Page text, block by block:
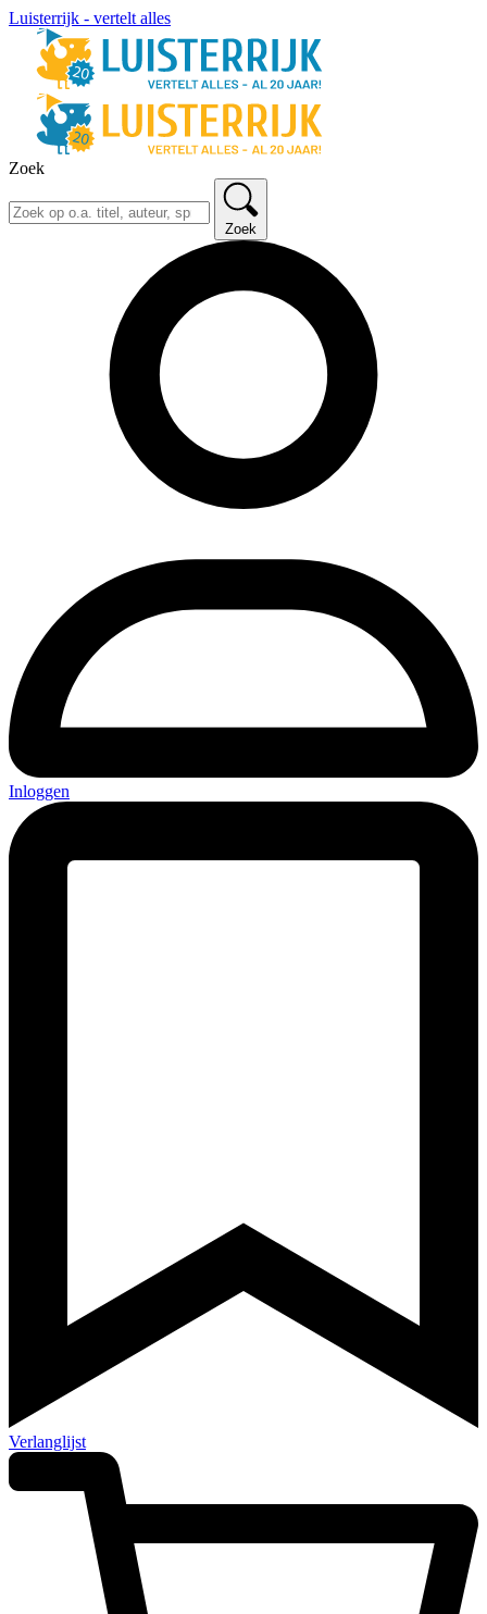
Luisterrijk - vertelt alles
Zoek
Zoek
Inloggen
Verlanglijst